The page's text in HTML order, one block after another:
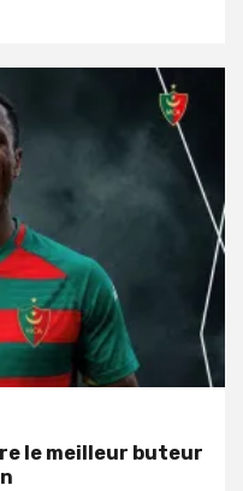
le meilleur buteur